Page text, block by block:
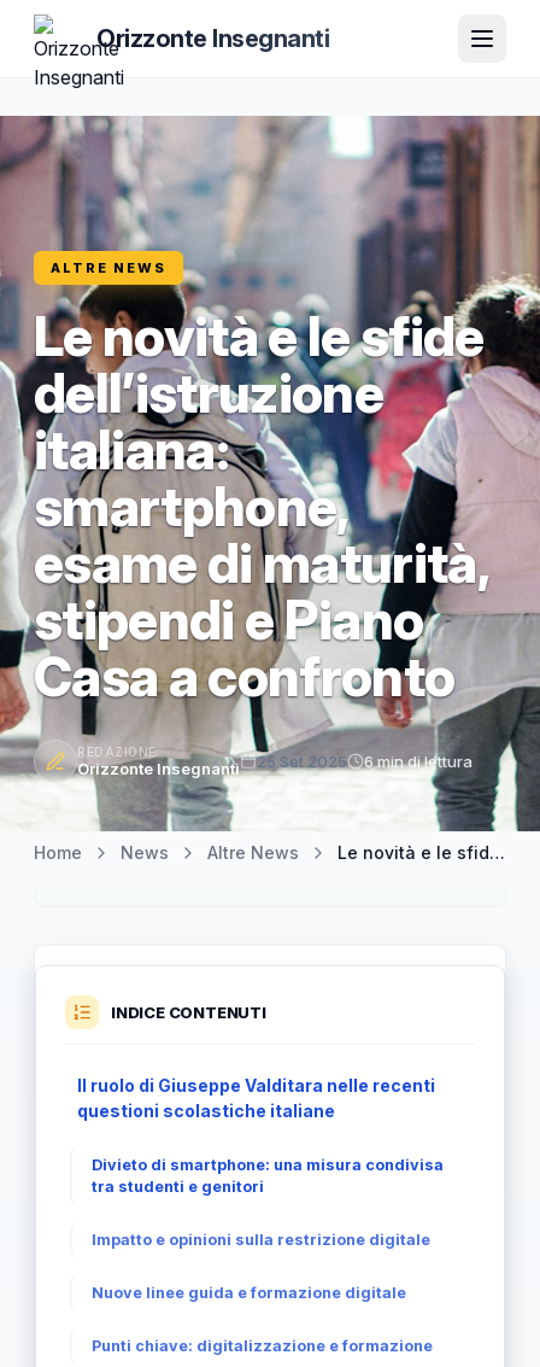
Orizzonte Insegnanti
ALTRE NEWS
Le novità e le sfide
dell’istruzione
italiana:
smartphone,
esame di maturità,
stipendi e Piano
Casa a confronto
REDAZIONE
Orizzonte Insegnanti 25 Set 2025 6 min di lettura
Home News Altre News Le novità e le sfide dell’istruzione italiana: smartphone, esame di maturità, stipendi e Piano Casa a confronto
INDICE CONTENUTI
Il ruolo di Giuseppe Valditara nelle recenti
questioni scolastiche italiane
Divieto di smartphone: una misura condivisa
tra studenti e genitori
Impatto e opinioni sulla restrizione digitale
Nuove linee guida e formazione digitale
Punti chiave: digitalizzazione e formazione